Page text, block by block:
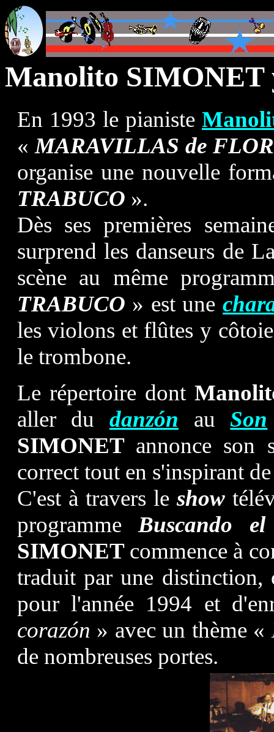
Manolito SIMONET
En 1993 le pianiste
«MARAVILLAS de
organise une nouvelle
TRABUCO ».
Dès ses premières
surprend les danseurs de
scène au même
TRABUCO » est une
les violons et flûtes y
le trombone.
Le répertoire dont
aller du danzón auSon
SIMONET annonce son
correct tout en s'inspirant
C'est à travers leshow
programmeBuscando el
SIMONET commence à
traduit par une distinction,
pour l'année 1994 et
corazón » avec un thème «
de nombreuses portes.